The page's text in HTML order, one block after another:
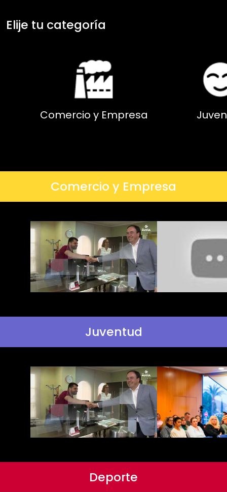
Elije tu categoría
Comercio y Empresa
Comercio y Empresa
Juventud
Deporte